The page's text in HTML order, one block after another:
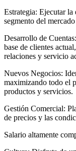
Estrategia: Ejecutar la
segmento del
Desarrollo de
base de clientes
relaciones y servicio
Nuevos Negocios:
maximizando todo el
productos y servicios.
Gestión Comercial:
de precios y las
Salario altamente